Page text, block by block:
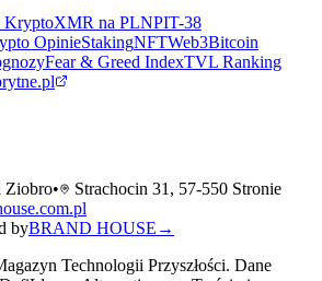
KryptoXMR na PLNPIT-38
OpinieStakingNFTWeb3Bitcoin
Fear & Greed IndexTVL Ranking
Ziobro•
Strachocin 31, 57-550 Stronie
byBRAND HOUSE →
Technologii Przyszłości. Dane